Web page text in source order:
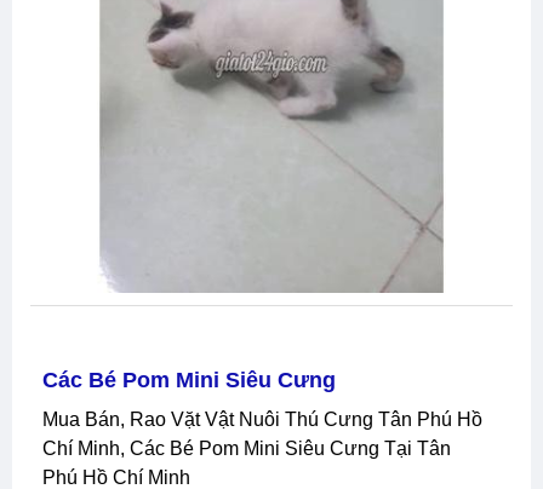
Các Bé Pom Mini Siêu Cưng
Mua Bán, Rao Vặt Vật Nuôi Thú Cưng Tân Phú Hồ
Chí Minh, Các Bé Pom Mini Siêu Cưng Tại Tân
Phú Hồ Chí Minh